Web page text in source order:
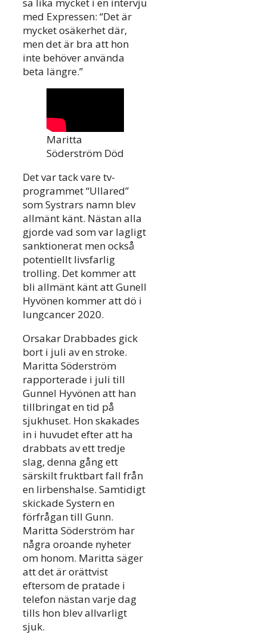
sa lika mycket i en intervju
med Expressen: “Det är
mycket osäkerhet där,
men det är bra att hon
inte behöver använda
beta längre.”
Maritta
Söderström Död
Det var tack vare tv-
programmet “Ullared”
som Systrars namn blev
allmänt känt. Nästan alla
gjorde vad som var lagligt
sanktionerat men också
potentiellt livsfarlig
trolling. Det kommer att
bli allmänt känt att Gunell
Hyvönen kommer att dö i
lungcancer 2020.
Orsakar Drabbades gick
bort i juli av en stroke.
Maritta Söderström
rapporterade i juli till
Gunnel Hyvönen att han
tillbringat en tid på
sjukhuset. Hon skakades
in i huvudet efter att ha
drabbats av ett tredje
slag, denna gång ett
särskilt fruktbart fall från
en lirbenshalse. Samtidigt
skickade Systern en
förfrågan till Gunn.
Maritta Söderström har
några oroande nyheter
om honom. Maritta säger
att det är orättvist
eftersom de pratade i
telefon nästan varje dag
tills hon blev allvarligt
sjuk.